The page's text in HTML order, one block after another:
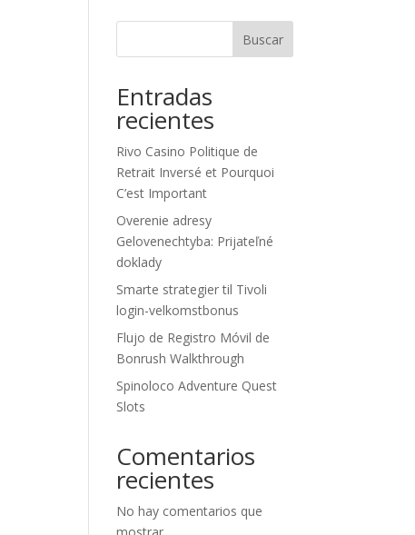
Buscar
Entradas
recientes
Rivo Casino Politique de
Retrait Inversé et Pourquoi
C’est Important
Overenie adresy
Gelovenechtyba: Prijateľné
doklady
Smarte strategier til Tivoli
login-velkomstbonus
Flujo de Registro Móvil de
Bonrush Walkthrough
Spinoloco Adventure Quest
Slots
Comentarios
recientes
No hay comentarios que